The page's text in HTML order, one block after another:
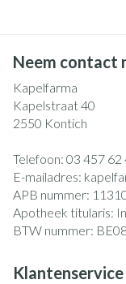
Neem contact
Kapelfarma
Kapelstraat 40
2550 Kontich
Telefoon: 03 457 62
E-mailadres:
APB nummer:
Apotheek titularis:
BTW nummer:
Klantenservice